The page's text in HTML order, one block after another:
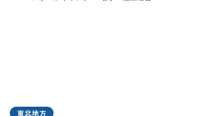
東北地方